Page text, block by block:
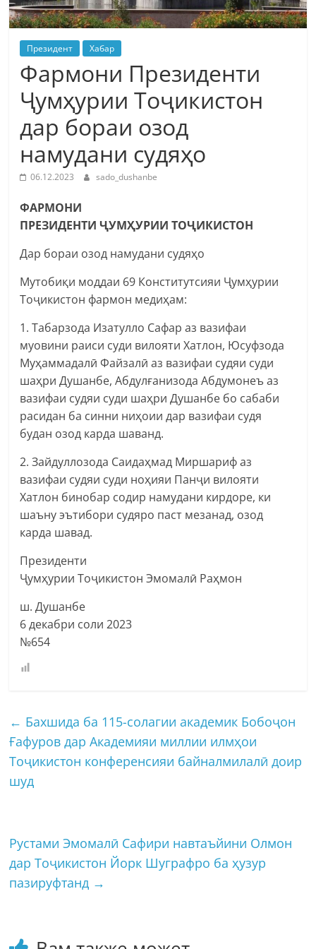
Президент Хабар
Фармони Президенти
Ҷумҳурии Тоҷикистон
дар бораи озод
намудани судяҳо
06.12.2023 sado_dushanbe
ФАРМОНИ
ПРЕЗИДЕНТИ ҶУМҲУРИИ ТОҶИКИСТОН
Дар бораи озод намудани судяҳо
Мутобиқи моддаи 69 Конститутсияи Ҷумҳурии
Тоҷикистон фармон медиҳам:
1. Табарзода Изатулло Сафар аз вазифаи
муовини раиси суди вилояти Хатлон, Юсуфзода
Муҳаммадалӣ Файзалӣ аз вазифаи судяи суди
шаҳри Душанбе, Абдулғанизода Абдумонеъ аз
вазифаи судяи суди шаҳри Душанбе бо сабаби
расидан ба синни ниҳоии дар вазифаи судя
будан озод карда шаванд.
2. Зайдуллозода Саидаҳмад Миршариф аз
вазифаи судяи суди ноҳияи Панҷи вилояти
Хатлон бинобар содир намудани кирдоре, ки
шаъну эътибори судяро паст мезанад, озод
карда шавад.
Президенти
Ҷумҳурии Тоҷикистон Эмомалӣ Раҳмон
ш. Душанбе
6 декабри соли 2023
№654
← Бахшида ба 115-солагии академик Бобоҷон
Ғафуров дар Академияи миллии илмҳои
Тоҷикистон конференсияи байналмилалӣ доир
шуд
Рустами Эмомалӣ Сафири навтаъйини Олмон
дар Тоҷикистон Йорк Шуграфро ба ҳузур
пазируфтанд →